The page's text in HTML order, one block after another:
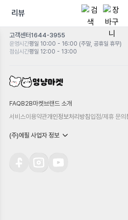
리뷰
고객센터1644-3955
운영시간평일 10:00 - 16:00 (주말, 공휴일 휴무)
점심시간평일 12:00 - 13:00
FAQB2B마켓 브랜드 소개
서비스이용약관개인정보처리방침입점/제휴 문의
(주)에필 사업자 정보